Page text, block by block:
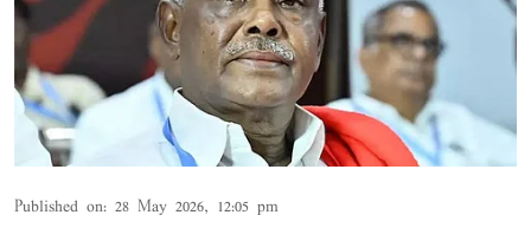
Published on: 28 May 2026, 12:05 pm